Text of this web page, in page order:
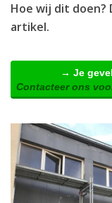
Hoe wij dit
artikel.
→ Je
Contacteer ons